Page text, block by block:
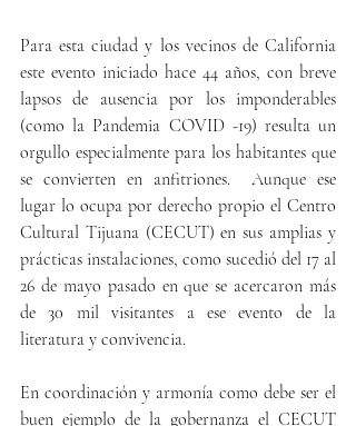
Para esta ciudad y los vecinos de California
este evento iniciado hace 44 años, con breve
lapsos de ausencia por los imponderables
(como la Pandemia COVID -19) resulta un
orgullo especialmente para los habitantes que
se convierten en anfitriones.  Aunque ese
lugar lo ocupa por derecho propio el Centro
Cultural Tijuana (CECUT) en sus amplias y
prácticas instalaciones, como sucedió del 17 al
26 de mayo pasado en que se acercaron más
de 30 mil visitantes a ese evento de la
literatura y convivencia.
En coordinación y armonía como debe ser el
buen ejemplo de la gobernanza el CECUT